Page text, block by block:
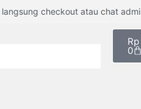
checkout atau chat admin
Rp
0